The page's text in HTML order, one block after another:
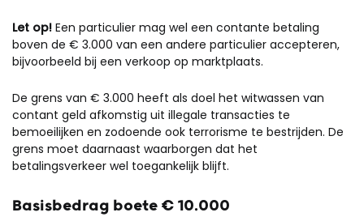
Let op! Een particulier mag wel een contante betaling
boven de € 3.000 van een andere particulier accepteren,
bijvoorbeeld bij een verkoop op marktplaats.
De grens van € 3.000 heeft als doel het witwassen van
contant geld afkomstig uit illegale transacties te
bemoeilijken en zodoende ook terrorisme te bestrijden. De
grens moet daarnaast waarborgen dat het
betalingsverkeer wel toegankelijk blijft.
Basisbedrag boete € 10.000